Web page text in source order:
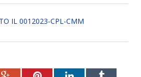
IL 0012023-CPL-CMM